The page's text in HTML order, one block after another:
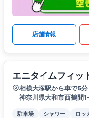
店舗情報
エニタイムフィッ
相模大塚駅から車で5分
神奈川県大和市西鶴間
駐車場 シャワー ロッ